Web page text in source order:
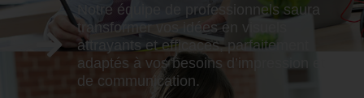
Notre équipe de professionnels saura
transformer vos idées en visuels
attrayants et efficaces, parfaitement
adaptés à vos besoins d’impression et
de communication.